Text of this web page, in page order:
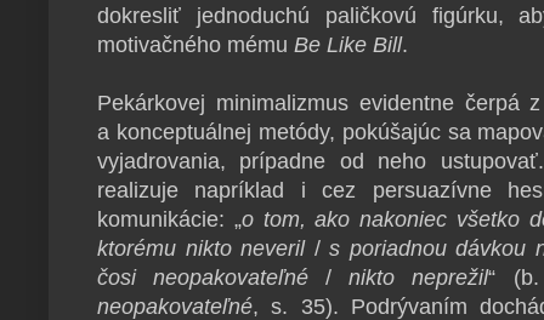
dokresliť jednoduchú paličkovú figúrku,
motivačného mému Be Like Bill.
Pekárkovej minimalizmus evidentne čerpá
a konceptuálnej metódy, pokúšajúc sa
vyjadrovania, prípadne od neho
realizuje napríklad i cez persuazívne
komunikácie: „o tom, ako nakoniec všetko
ktorému nikto neveril/s poriadnou dávkou
čosi neopakovateľné /nikto neprežil“
neopakovateľné, s. 35). Podrývaním